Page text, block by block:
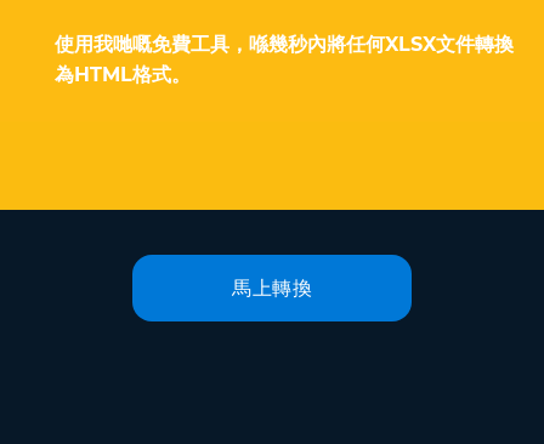
使用我哋嘅免費工具，喺幾秒內將任何XLSX文件轉換
為HTML格式。
馬上轉換